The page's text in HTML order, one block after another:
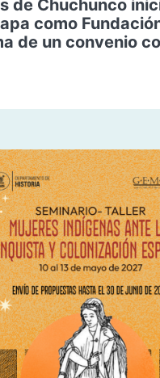
de Chuchunco
como
de un convenio